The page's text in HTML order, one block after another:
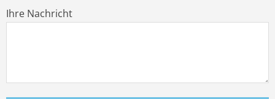
Ihre Nachricht